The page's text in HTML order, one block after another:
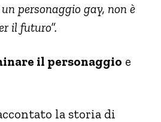
personaggio gay, non è
il futuro”.
il personaggio e
la storia di